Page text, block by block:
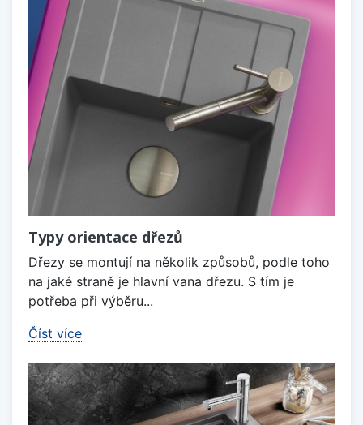
Typy orientace dřezů
Dřezy se montují na několik způsobů, podle toho
na jaké straně je hlavní vana dřezu. S tím je
potřeba při výběru...
Číst více